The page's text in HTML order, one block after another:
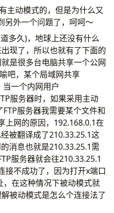
动模式的，但是为什么又
另外一个问题了，呵呵～
久)，地球上还没有什么
现了，所以也就有了下面的
是很多台电脑共享一个公网
吧，某个局域网共享
一个内网用户
服务器时，如果采用主动
服务器我需要某个文件和
上网的原因，192.168.0.1在
被翻译成了210.33.25.1这
消息也就是210.33.25.1需
服务器就会往210.33.25.1
接不成功了，因为打开x端口
在这种情况下被动模式就
被动模式是怎么个连接法了